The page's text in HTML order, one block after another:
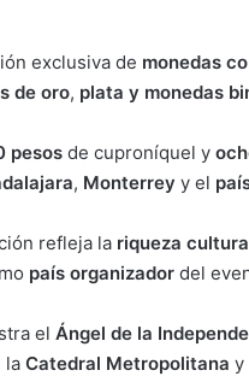
exclusiva de monedas
de oro, plata y monedas
pesos de cuproníquel y
, Monterrey y el
refleja la riqueza
país organizador del
elÁngel de la
laCatedral Metropolitana y